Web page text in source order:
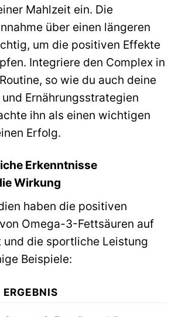
Mahlzeit ein. Die
über einen längeren
um die positiven Effekte
Integriere den Complex in
so wie du auch deine
Ernährungsstrategien
ihn als einen wichtigen
Erfolg.
Erkenntnisse
Wirkung
haben die positiven
Omega-3-Fettsäuren auf
und die sportliche Leistung
Beispiele:
ERGEBNIS